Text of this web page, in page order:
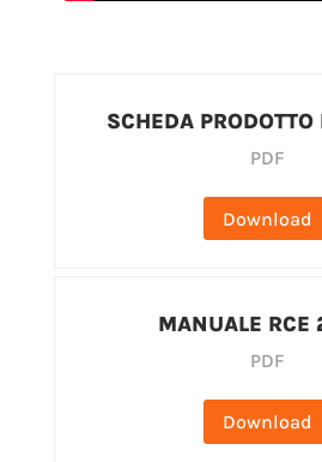
SCHEDA
PDF
Download
MANUALE
PDF
Download